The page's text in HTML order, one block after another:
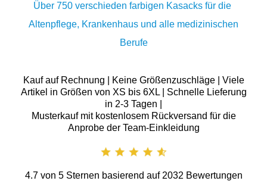
Über 750 verschieden farbigen Kasacks für die
Altenpflege, Krankenhaus und alle medizinischen
Berufe
Kauf auf Rechnung | Keine Größenzuschläge | Viele
Artikel in Größen von XS bis 6XL | Schnelle Lieferung
in 2-3 Tagen |
Musterkauf mit kostenlosem Rückversand für die
Anprobe der Team-Einkleidung
4.7von 5Sternen basierend auf 2032 Bewertungen